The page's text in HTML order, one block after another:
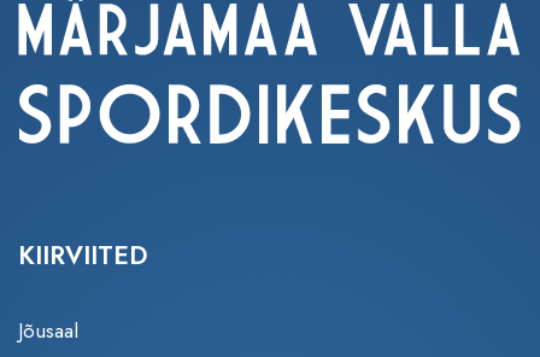
KIIRVIITED
Jõusaal